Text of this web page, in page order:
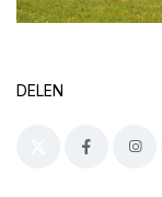
DELEN